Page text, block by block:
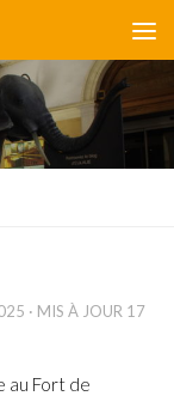
· MIS À JOUR 17
au Fort de